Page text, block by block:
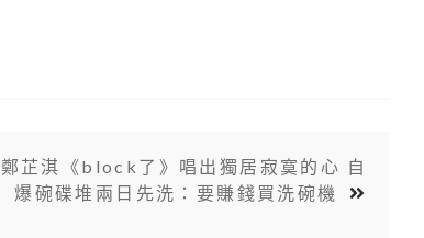
鄭芷淇《block了》唱出獨居寂寞的心 自
爆碗碟堆兩日先洗：要賺錢買洗碗機